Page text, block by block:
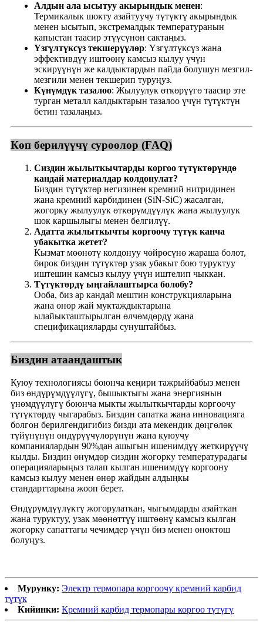
Алдын ала ысытуу акырындык менен:
Термикалык шокту азайтуучу түтүктү акырындык
менен ысытып, экстремалдык температуранын
капыстан таасир этүүсүнөн сактаңыз.
Үзгүлтүксүз текшерүүлөр: Үзгүлтүксүз жана
эффективдүү иштөөнү камсыз кылуу үчүн
эскирүүнүн же калдыктардын пайда болушун мезгил-
мезгили менен текшерип туруңуз.
Күнүмдүк тазалоо: Жылуулук өткөрүүгө таасир эте
турган металл калдыктарын тазалоо үчүн түтүктүн
бетин тазалаңыз.
Көп берилүүчү суроолор (FAQ)
Сиздин жылыткычтарды коргоо түтүктөрүндө
кандай материалдар колдонулат?
Биздин түтүктөр негизинен кремний нитридинен
жана кремний карбидинен (SiN-SiC) жасалган,
жогорку жылуулук өткөрүмдүүлүк жана жылуулук
шок каршылыгы менен белгилүү.
Адатта жылыткычты коргоочу түтүк канча
убакытка жетет?
Кызмат мөөнөтү колдонуу чөйрөсүнө жараша болот,
бирок биздин түтүктөр узак убакыт бою туруктуу
иштешин камсыз кылуу үчүн иштелип чыккан.
Түтүктөрдү ыңгайлаштырса болобу?
Ооба, биз ар кандай мештин конструкцияларына
жана өнөр жай муктаждыктарына
ылайыкташтырылган өлчөмдөрдү жана
спецификацияларды сунуштайбыз.
Биздин атаандаштык
Куюу технологиясы боюнча кеңири тажрыйбабыз менен
биз өндүрүмдүүлүгү, бышыктыгы жана энергиянын
үнөмдүүлүгү боюнча мыкты жылыткычтарды коргоочу
түтүктөрдү чыгарабыз. Биздин сапатка жана инновацияга
болгон берилгендигибиз бизди ата мекендик дөңгөлөк
түйүнүнүн өндүрүүчүлөрүнүн жана куюучу
компаниялардын 90%дан ашыгын ишенимдүү жеткирүүчү
кылды. Биздин өнүмдөр сиздин жогорку температурадагы
операцияларыңыз талап кылган ишенимдүү коргоону
камсыз кылуу менен өнөр жайдын алдыңкы
стандарттарына жооп берет.
Өндүрүмдүүлүктү жогорулаткан, чыгымдарды азайткан
жана туруктуу, узак мөөнөттүү иштөөнү камсыз кылган
жогорку сапаттагы чечимдер үчүн биз менен өнөктөш
болуңуз.
Мурунку: Электр термопара коргоочу кремний карбид
түтүк
Кийинки: Кремний карбид термопары коргоо түтүгү